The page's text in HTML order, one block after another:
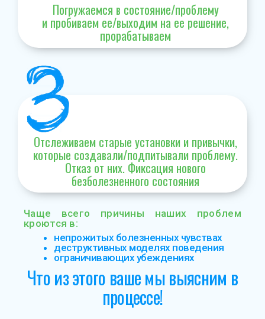
Погружаемся в состояние/проблему
и пробиваем ее/выходим на ее решение,
прорабатываем
Отслеживаем старые установки и привычки,
которые создавали/подпитывали проблему.
Отказ от них. Фиксация нового
безболезненного состояния
Чаще всего причины наших проблем
кроются в:
непрожитых болезненных чувствах
деструктивных моделях поведения
ограничивающих убеждениях
Что из этого ваше мы выясним в
процессе!